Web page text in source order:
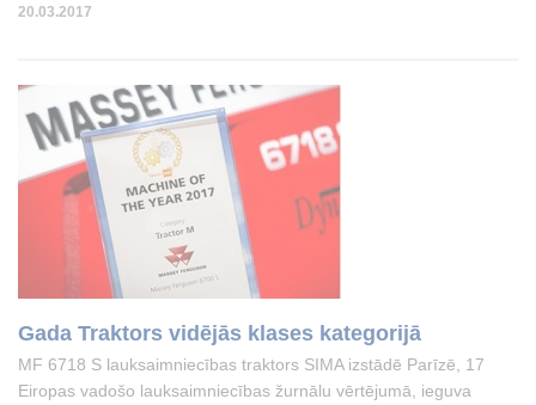
20.03.2017
Gada Traktors vidējās klases kategorijā
MF 6718 S lauksaimniecības traktors SIMA izstādē Parīzē, 17
Eiropas vadošo lauksaimniecības žurnālu vērtējumā, ieguva